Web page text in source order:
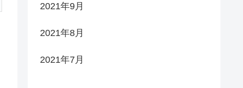
2021年9月
2021年8月
2021年7月